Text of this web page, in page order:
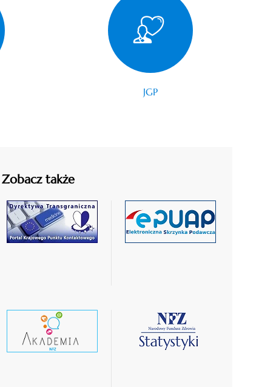
JGP
Zobacz także
czytaj
czytaj
czytaj
czytaj